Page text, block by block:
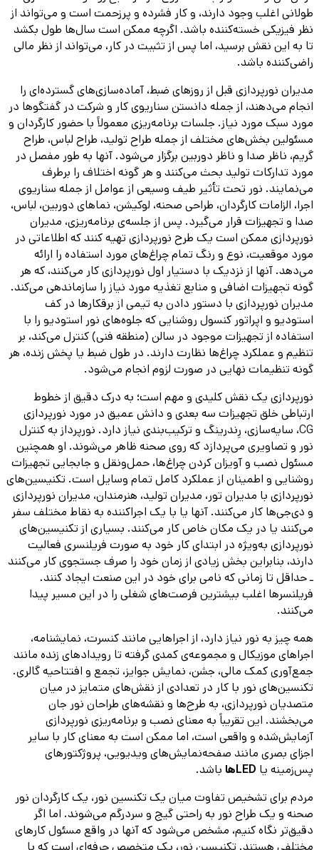
طولانی اغلب وجود دارند، و کار فشرده و پرزحمت است و می‌تواند از
نظر فیزیکی خسته‌کننده باشد. اگرچه ممکن است سال‌ها طول بکشد
تا به این نقش برسید، اما پس از تثبیت در کار، می‌تواند از نظر مالی
راضی‌کننده باشد.
مدیران نورپردازی قبل از روزهای ضبط، آماده‌سازی‌های گسترده‌ای را
انجام می‌دهند، از جمله دانستن سناریوی کار و شرکت در گفتگوها در
مورد سبک مورد نیاز. جلسات برنامه‌ریزی معمولاً با حضور کارگردان و
مسئولین بخش‌های مختلف از جمله طراح تولید، طراح لباس، طراح
گریم، ناظر صدا و ناظر دوربین برگزار می‌شود. آنها به طور مفصل در
مورد تدارکات تولید بحث می‌کنند و هر گونه اختلاف را برطرف
می‌نمایند. نور تحت تأثیر طیف وسیعی از عوامل از جمله سناریوی
اجرا، الزامات کارگردان، طراحی صحنه، لوکیشن، نماهای دوربین، لباس،
صدا و تجهیزات قرار می‌گیرد. پس از جلسه‌ی برنامه‌ریزی، مدیران
نورپردازی ممکن است یک طرح نورپردازی تهیه کنند که اطلاعاتی در
مورد موقعیت، نوع و رنگ تمام چراغ‌های مورد استفاده را ارائه
می‌دهد. آنها از نزدیک با دستیار اول نورپردازی کار می‌کنند، که هر
گونه تجهیزات اضافی و منابع تغذیه مورد نیاز را سازماندهی می‌کند.
مدیران نورپردازی با دستور دادن به تیمی از برقکارها در کف
استودیو و اپراتور کنسول روشنایی که جلوه‌های نور استودیو را با
استفاده از تجهیزات موجود در سالن (منطقه فنی) کنترل می‌کند، بر
تنظیم و عملکرد چراغ‌ها نظارت دارند. در طول ضبط یا پخش زنده، هر
گونه تنظیمات نهایی در صورت لزوم انجام می‌شود.
نورپردازی یک نقش کلیدی و مهم است؛ به درک دقیق از خطوط
ارتباطی خلق تجهیزات سه بعدی و دانش عمیق در مورد نورپردازی
CG، سایه‌سازی، رِندرینگ و ترکیب‌بندی نیاز دارد. نورپرداز به کنترل
نور و تصاویری می‌پردازد که روی صحنه ظاهر می‌شوند. او همچنین
مسئول نصب و آویزان کردن چراغ‌ها، حمل‌ونقل و جابجایی تجهیزات
روشنایی و اطمینان از عملکرد کامل تمام وسایل است. تکنیسین‌های
نورپردازی با مدیران تور، مدیران تولید، هنرمندان، مدیران نورپردازی
و دی‌جی‌ها کار می‌کنند. آنها یا با یک اجراکننده به نقاط مختلف سفر
می‌کنند یا در یک مکان خاص کار می‌کنند. بسیاری از تکنیسین‌های
نورپردازی به‌ویژه در ابتدای کار خود به صورت فریلنسری فعالیت
دارند، بنابراین بخش زیادی از زمان خود را صرف جستجوی کار می‌کنند
ـ حداقل تا زمانی که نامی برای خود در این صنعت ایجاد کنند.
فریلنسرها اغلب بیشترین فرصت‌های شغلی را در این مسیر پیدا
می‌کنند.
همه چیز به نور نیاز دارد، از اجراهایی مانند کنسرت، نمایشنامه،
اجراهای موزیکال و مجموعه‌ی کمدی گرفته تا رویدادهای زنده مانند
جمع‌آوری کمک مالی، جشن، نمایش جوایز، تجمع و افتتاحیه گالری.
تکنسین‌های نور با کار در تعدادی از نقش‌های متمایز در میان
متصدیان نورپردازی، به طرح‌ها و نقشه‌های طراحان نور جان
می‌بخشند. این تقریباً به معنای نصب و برنامه‌ریزی نورپردازی
آزمایش‌شده و واقعی است، اما ممکن است به معنای کار با سایر
اجزای بصری مانند صفحه‌نمایش‌های ویدیویی، پروژکتورهای
پس‌زمینه یا LEDها
باشد.
مردم برای تشخیص تفاوت میان یک تکنسین نور، یک کارگردان نور
صحنه و یک طراح نور به راحتی گیج و سردرگم می‌شوند. اما اگر
دقیق‌تر نگاه کنیم، مشخص می‌شود که آنها در واقع مسئول کارهای